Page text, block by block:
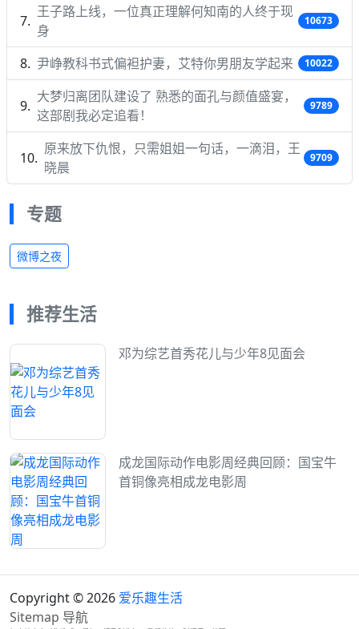
王子路上线，一位真正理解何知南的人终于现
身
10673
尹峥教科书式偏袒护妻，艾特你男朋友学起来 10022
大梦归离团队建设了 熟悉的面孔与颜值盛宴，
这部剧我必定追看！
9789
原来放下仇恨，只需姐姐一句话，一滴泪，王
晓晨
9709
专题
微博之夜
推荐生活
邓为综艺首秀花儿与少年8见面会
成龙国际动作电影周经典回顾：国宝牛
首铜像亮相成龙电影周
Copyright © 2026 爱乐趣生活
Sitemap 导航